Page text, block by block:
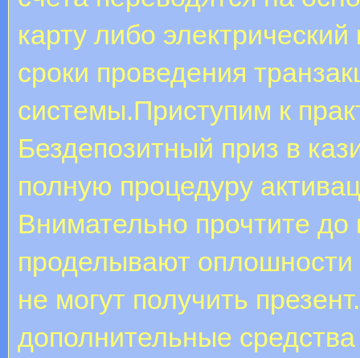
карту либо
сроки проведения
системы.Приступим к
Бездепозитный приз в
полную процедуру
Внимательно прочтите
проделывают оплошности
не могут получить
дополнительные